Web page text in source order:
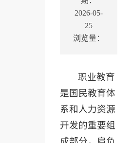
2026-05-
25
浏览量：
职业教育
是国民教育体
系和人力资源
开发的重要组